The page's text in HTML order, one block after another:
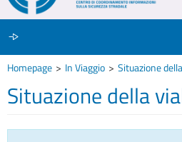
IL CCISS
Homepage In Viaggio Situazione
Situazione della